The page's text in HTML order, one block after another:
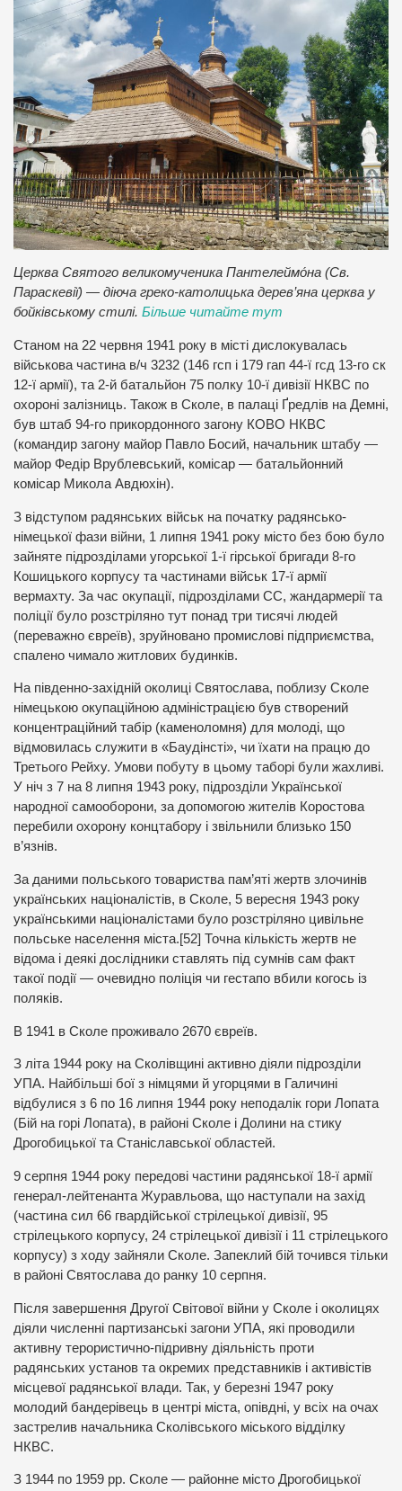
Церква Святого великомученика Пантелеймо́на (Св.
Параскевії) — діюча греко-католицька дерев’яна церква у
бойківському стилі. Більше читайте тут
Станом на 22 червня 1941 року в місті дислокувалась
військова частина в/ч 3232 (146 гсп і 179 гап 44-ї гсд 13-го ск
12-ї армії), та 2-й батальйон 75 полку 10-ї дивізії НКВС по
охороні залізниць. Також в Сколе, в палаці Ґредлів на Демні,
був штаб 94-го прикордонного загону КОВО НКВС
(командир загону майор Павло Босий, начальник штабу —
майор Федір Врублевський, комісар — батальйонний
комісар Микола Авдюхін).
З відступом радянських військ на початку радянсько-
німецької фази війни, 1 липня 1941 року місто без бою було
зайняте підрозділами угорської 1-ї гірської бригади 8-го
Кошицького корпусу та частинами військ 17-ї армії
вермахту. За час окупації, підрозділами СС, жандармерії та
поліції було розстріляно тут понад три тисячі людей
(переважно євреїв), зруйновано промислові підприємства,
спалено чимало житлових будинків.
На південно-західній околиці Святослава, поблизу Сколе
німецькою окупаційною адміністрацією був створений
концентраційний табір (каменоломня) для молоді, що
відмовилась служити в «Баудінсті», чи їхати на працю до
Третього Рейху. Умови побуту в цьому таборі були жахливі.
У ніч з 7 на 8 липня 1943 року, підрозділи Української
народної самооборони, за допомогою жителів Коростова
перебили охорону концтабору і звільнили близько 150
в’язнів.
За даними польського товариства пам’яті жертв злочинів
українських націоналістів, в Сколе, 5 вересня 1943 року
українськими націоналістами було розстріляно цивільне
польське населення міста.[52] Точна кількість жертв не
відома і деякі дослідники ставлять під сумнів сам факт
такої події — очевидно поліція чи гестапо вбили когось із
поляків.
В 1941 в Сколе проживало 2670 євреїв.
З літа 1944 року на Сколівщині активно діяли підрозділи
УПА. Найбільші бої з німцями й угорцями в Галичині
відбулися з 6 по 16 липня 1944 року неподалік гори Лопата
(Бій на горі Лопата), в районі Сколе і Долини на стику
Дрогобицької та Станіславської областей.
9 серпня 1944 року передові частини радянської 18-ї армії
генерал-лейтенанта Журавльова, що наступали на захід
(частина сил 66 гвардійської стрілецької дивізії, 95
стрілецького корпусу, 24 стрілецької дивізії і 11 стрілецького
корпусу) з ходу зайняли Сколе. Запеклий бій точився тільки
в районі Святослава до ранку 10 серпня.
Після завершення Другої Світової війни у Сколе і околицях
діяли численні партизанські загони УПА, які проводили
активну терористично-підривну діяльність проти
радянських установ та окремих представників і активістів
місцевої радянської влади. Так, у березні 1947 року
молодий бандерівець в центрі міста, опівдні, у всіх на очах
застрелив начальника Сколівського міського відділку
НКВС.
З 1944 по 1959 рр. Сколе — районне місто Дрогобицької